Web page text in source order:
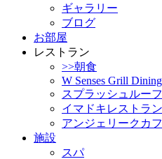
ギャラリー
ブログ
お部屋
レストラン
>>朝食
W Senses Grill
スプラッシュルー
イマドキレストラン
アンジェリークカ
施設
スパ